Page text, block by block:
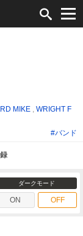
MIKE ,WRIGHT F
#バンド
ダークモード
ON OFF